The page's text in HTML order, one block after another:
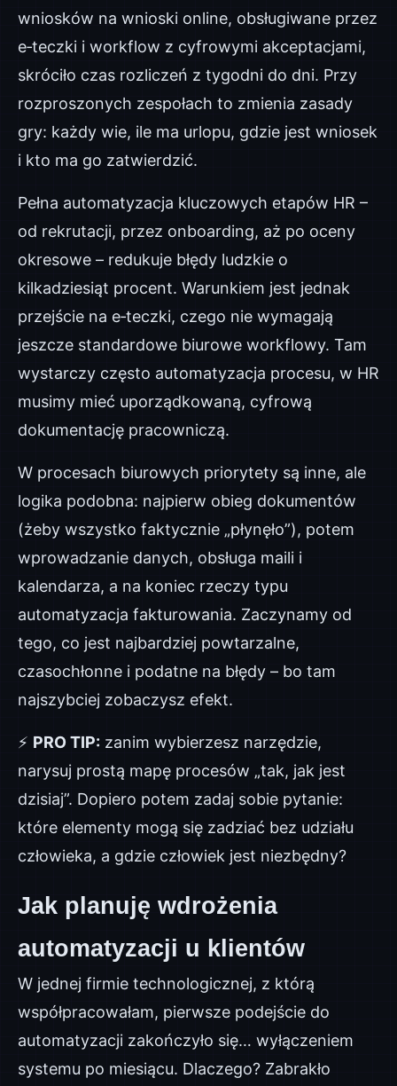
wniosków na wnioski online, obsługiwane przez
e‑teczki i workflow z cyfrowymi akceptacjami,
skróciło czas rozliczeń z tygodni do dni. Przy
rozproszonych zespołach to zmienia zasady
gry: każdy wie, ile ma urlopu, gdzie jest wniosek
i kto ma go zatwierdzić.
Pełna automatyzacja kluczowych etapów HR –
od rekrutacji, przez onboarding, aż po oceny
okresowe – redukuje błędy ludzkie o
kilkadziesiąt procent. Warunkiem jest jednak
przejście na e‑teczki, czego nie wymagają
jeszcze standardowe biurowe workflowy. Tam
wystarczy często automatyzacja procesu, w HR
musimy mieć uporządkowaną, cyfrową
dokumentację pracowniczą.
W procesach biurowych priorytety są inne, ale
logika podobna: najpierw obieg dokumentów
(żeby wszystko faktycznie „płynęło”), potem
wprowadzanie danych, obsługa maili i
kalendarza, a na koniec rzeczy typu
automatyzacja fakturowania. Zaczynamy od
tego, co jest najbardziej powtarzalne,
czasochłonne i podatne na błędy – bo tam
najszybciej zobaczysz efekt.
⚡ PRO TIP: zanim wybierzesz narzędzie,
narysuj prostą mapę procesów „tak, jak jest
dzisiaj”. Dopiero potem zadaj sobie pytanie:
które elementy mogą się zadziać bez udziału
człowieka, a gdzie człowiek jest niezbędny?
Jak planuję wdrożenia
automatyzacji u klientów
W jednej firmie technologicznej, z którą
współpracowałam, pierwsze podejście do
automatyzacji zakończyło się… wyłączeniem
systemu po miesiącu. Dlaczego? Zabrakło